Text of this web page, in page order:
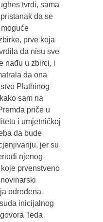
tvrdi, sama
da se
prve koja
da nisu sve
nađu u zbirci, i
da ona
Plathinog
sam na
priče u
i umjetničkoj
da bude
jer su
njenog
prvenstveno
određena
inicijalnog
Teda